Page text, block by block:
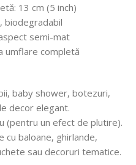
13 cm (5 inch)
biodegradabil
semi-mat
umflare completă
baby shower, botezuri,
decor elegant.
(pentru un efect de plutire).
cu baloane, ghirlande,
sau decoruri tematice.